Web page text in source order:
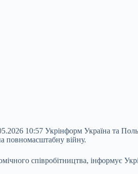
10:57 Укрінформ Україна та
повномасштабну війну.
співробітництва, інформує